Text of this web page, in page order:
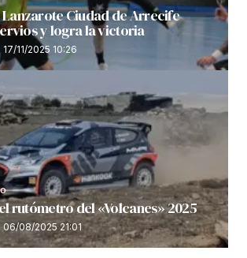
Ciudad de Arrecife
y logra la victoria
17/11/2025 10:26
rutómetro del «Volcanes» 2025
06/08/2025 21:01